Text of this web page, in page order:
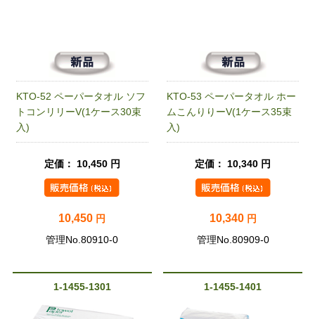
KTO-52 ペーパータオル ソフ
トコンリリーV(1ケース30束
入)
定価： 10,450 円
10,450 円
管理No.80910-0
KTO-53 ペーパータオル ホー
ムこんりりーV(1ケース35束
入)
定価： 10,340 円
10,340 円
管理No.80909-0
1-1455-1301 1-1455-1401